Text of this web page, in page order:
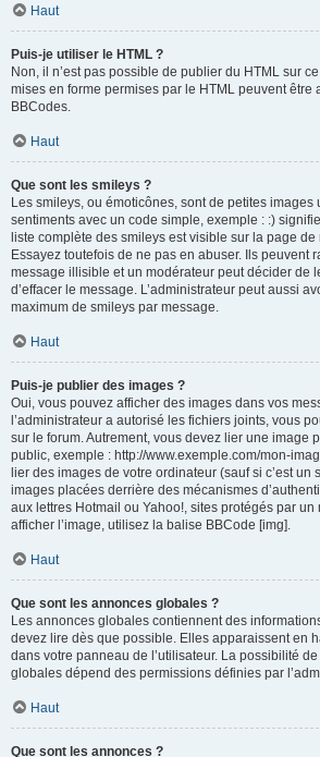
Haut
Puis-je utiliser le HTML ?
Non, il n’est pas possible de publier du HTML sur
mises en forme permises par le HTML peuvent être
BBCodes.
Haut
Que sont les smileys ?
Les smileys, ou émoticônes, sont de petites
sentiments avec un code simple, exemple : :)
liste complète des smileys est visible sur la page de
Essayez toutefois de ne pas en abuser. Ils peuvent
message illisible et un modérateur peut décider de
d’effacer le message. L’administrateur peut aussi
maximum de smileys par message.
Haut
Puis-je publier des images ?
Oui, vous pouvez afficher des images dans vos
l’administrateur a autorisé les fichiers joints, vous
sur le forum. Autrement, vous devez lier une image
public, exemple : http://www.exemple.com/mon-
lier des images de votre ordinateur (sauf si c’est un
images placées derrière des mécanismes
aux lettres Hotmail ou Yahoo!, sites protégés par un
afficher l’image, utilisez la balise BBCode [img].
Haut
Que sont les annonces globales ?
Les annonces globales contiennent des
devez lire dès que possible. Elles apparaissent en
dans votre panneau de l’utilisateur. La possibilité
globales dépend des permissions définies par
Haut
Que sont les annonces ?